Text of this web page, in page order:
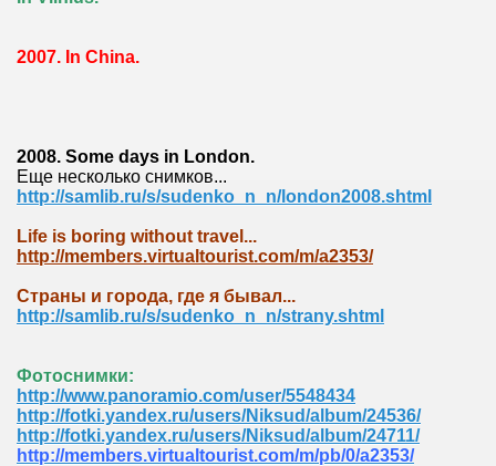
2007. In China.
2008. Some days in London.
Еще несколько снимков...
http://samlib.ru/s/sudenko_n_n/london2008.shtml
Life is boring without travel...
http://members.virtualtourist.com/m/a2353/
Cтраны и города, где я бывал...
http://samlib.ru/s/sudenko_n_n/strany.shtml
Фотоснимки:
http://www.panoramio.com/user/5548434
http://fotki.yandex.ru/users/Niksud/album/24536/
http://fotki.yandex.ru/users/Niksud/album/24711/
http://members.virtualtourist.com/m/pb/0/a2353/